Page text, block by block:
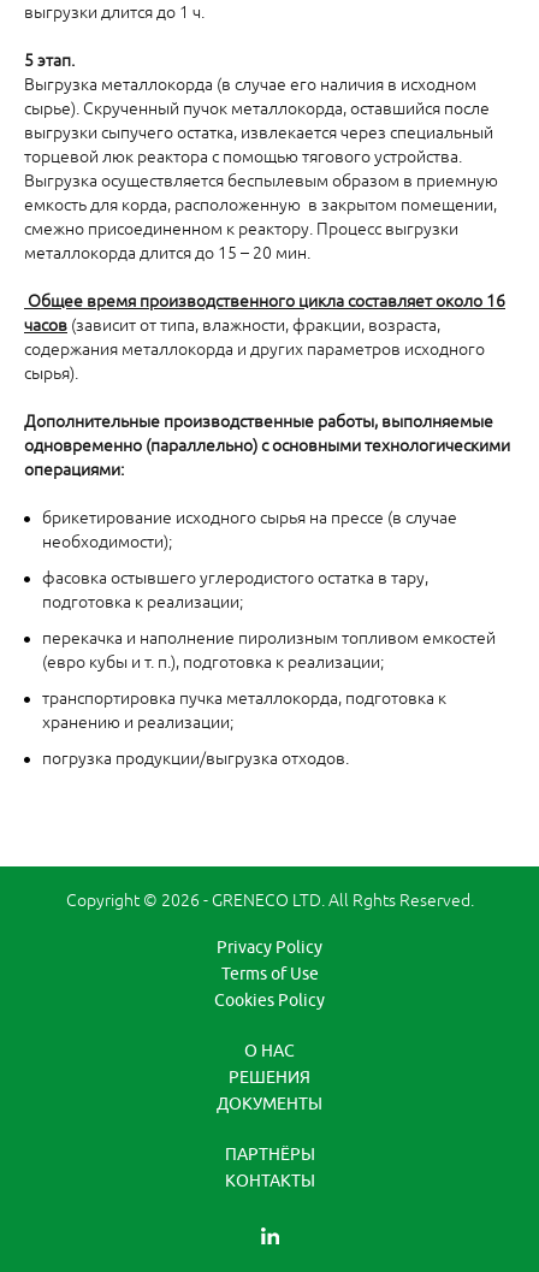
выгрузки длится до 1 ч.
5 этап.
Выгрузка металлокорда (в случае его наличия в исходном
сырье). Скрученный пучок металлокорда, оставшийся после
выгрузки сыпучего остатка, извлекается через специальный
торцевой люк реактора с помощью тягового устройства.
Выгрузка осуществляется беспылевым образом в приемную
емкость для корда, расположенную в закрытом помещении,
смежно присоединенном к реактору. Процесс выгрузки
металлокорда длится до 15 – 20 мин.
Общее время производственного цикла составляет около 16
часов (зависит от типа, влажности, фракции, возраста,
содержания металлокорда и других параметров исходного
сырья).
Дополнительные производственные работы, выполняемые
одновременно (параллельно) с основными технологическими
операциями:
брикетирование исходного сырья на прессе (в случае
необходимости);
фасовка остывшего углеродистого остатка в тару,
подготовка к реализации;
перекачка и наполнение пиролизным топливом емкостей
(евро кубы и т. п.), подготовка к реализации;
транспортировка пучка металлокорда, подготовка к
хранению и реализации;
погрузка продукции/выгрузка отходов.
Copyright © 2026 - GRENECO LTD. All Rghts Reserved.
Privacy Policy
Terms of Use
Cookies Policy
O НАС
РЕШЕНИЯ
ДОКУМЕНТЫ
ПАРТНЁРЫ
КОНТАКТЫ